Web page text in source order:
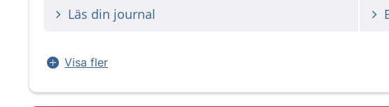
Läs din journal
Visa fler